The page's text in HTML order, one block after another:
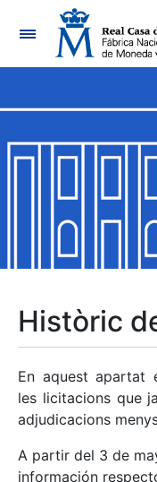
Mostra/Amaga
Mostra/Amaga
Mostra/Amaga
Mostra/Amaga
Històric
En aquest apartat
les licitacions que
adjudicacions
A partir del 3 de
información